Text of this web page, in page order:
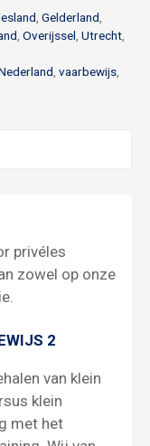
Gelderland
Overijssel Utrecht
vaarbewijs
privéles
zowel op onze
2
van klein
klein
met het